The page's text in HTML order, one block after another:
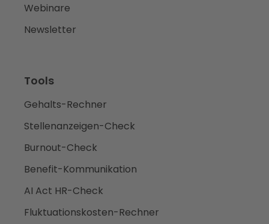
Webinare
Newsletter
Tools
Gehalts-Rechner
Stellenanzeigen-Check
Burnout-Check
Benefit-Kommunikation
AI Act HR-Check
Fluktuationskosten-Rechner